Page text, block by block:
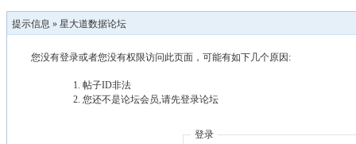
提示信息 » 星大道数据论坛
您没有登录或者您没有权限访问此页面，可能有如下几个原因:
帖子ID非法
您还不是论坛会员,请先登录论坛
登录